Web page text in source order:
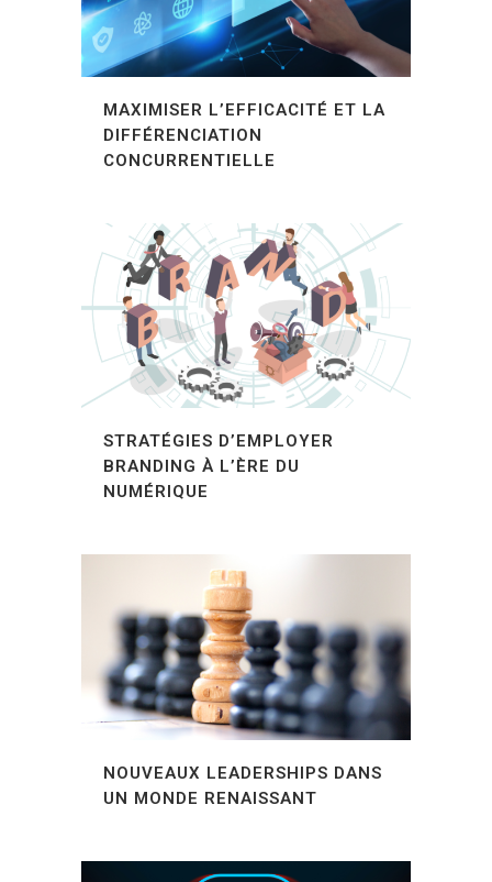
MAXIMISER L’EFFICACITÉ ET LA
DIFFÉRENCIATION
CONCURRENTIELLE
STRATÉGIES D’EMPLOYER
BRANDING À L’ÈRE DU
NUMÉRIQUE
NOUVEAUX LEADERSHIPS DANS
UN MONDE RENAISSANT